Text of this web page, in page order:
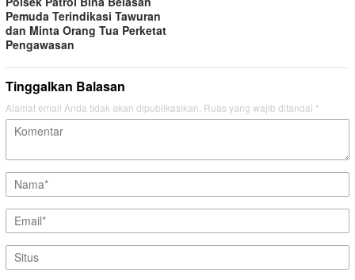
Pemuda Terindikasi Tawuran
dan Minta Orang Tua Perketat
Pengawasan
Tinggalkan Balasan
Alamat email Anda tidak akan dipublikasikan. Ruas yang wajib ditandai *